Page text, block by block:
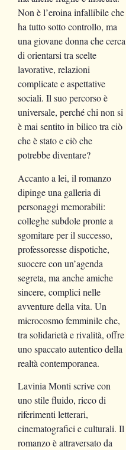
Non è l’eroina infallibile che
ha tutto sotto controllo, ma
una giovane donna che cerca
di orientarsi tra scelte
lavorative, relazioni
complicate e aspettative
sociali. Il suo percorso è
universale, perché chi non si
è mai sentito in bilico tra ciò
che è stato e ciò che
potrebbe diventare?
Accanto a lei, il romanzo
dipinge una galleria di
personaggi memorabili:
colleghe subdole pronte a
sgomitare per il successo,
professoresse dispotiche,
suocere con un’agenda
segreta, ma anche amiche
sincere, complici nelle
avventure della vita. Un
microcosmo femminile che,
tra solidarietà e rivalità, offre
uno spaccato autentico della
realtà contemporanea.
Lavinia Monti scrive con
uno stile fluido, ricco di
riferimenti letterari,
cinematografici e culturali. Il
romanzo è attraversato da